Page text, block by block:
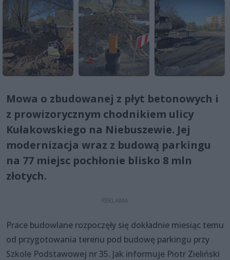
Mowa o zbudowanej z płyt betonowych i
z prowizorycznym chodnikiem ulicy
Kułakowskiego na Niebuszewie. Jej
modernizacja wraz z budową parkingu
na 77 miejsc pochłonie blisko 8 mln
złotych.
Prace budowlane rozpoczęły się dokładnie miesiąc temu
od przygotowania terenu pod budowę parkingu przy
Szkole Podstawowej nr 35. Jak informuje Piotr Zieliński